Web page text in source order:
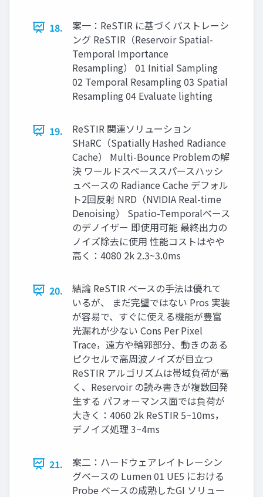
18.
案一：ReSTIR に基づくパストレーシ
ング ReSTIR（Reservoir Spatial-
Temporal Importance
Resampling） 01 Initial Sampling
02 Temporal Resampling 03 Spatial
Resampling 04 Evaluate lighting
19.
ReSTIR 関連ソリューション
SHaRC（Spatially Hashed Radiance
Cache） Multi-Bounce Problemの解
決 ワールドスペーススパースハッシ
ュベースの Radiance Cache デフォル
ト2回反射 NRD（NVIDIA Real-time
Denoising） Spatio-Temporalベース
のデノイザー 即使用可能 最終出力の
ノイズ除去に使用 性能コストはやや
高く：4080 2k 2.3~3.0ms
20.
結論 ReSTIR ベースの手法は優れて
いるが、 まだ完璧ではない Pros 実装
が容易で、すぐに使える機能が豊富
光漏れが少ない Cons Per Pixel
Trace，遠方や輪郭部分、動きのある
ピクセルで高周波ノイズが目立つ
ReSTIR アルゴリズムは帯域負荷が高
く、Reservoir の読み書きが複数回発
生する パフォーマンス面では負荷が
大きく：4060 2k ReSTIR 5~10ms，
デノイズ処理 3~4ms
21.
案二：ハードウェアレイトレーシン
グベースの Lumen 01 UE5 における
Probe ベースの成熟したGI ソリュー